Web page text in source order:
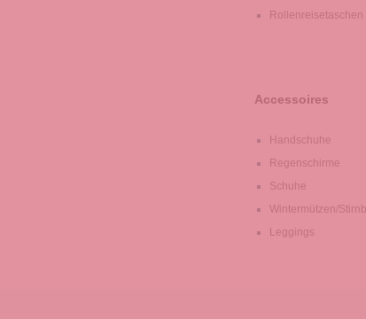
Rollenreisetaschen
Accessoires
Handschuhe
Regenschirme
Schuhe
Wintermützen/
Leggings